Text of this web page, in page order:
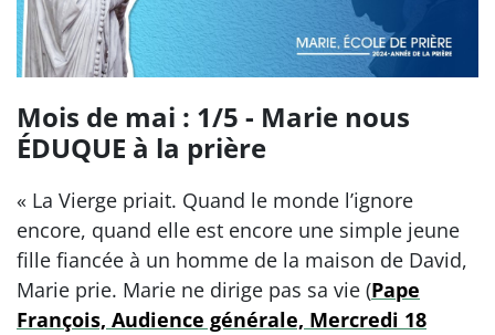
Mois de mai : 1/5 - Marie nous
ÉDUQUE à la prière
« La Vierge priait. Quand le monde l’ignore
encore, quand elle est encore une simple jeune
fille fiancée à un homme de la maison de David,
Marie prie. Marie ne dirige pas sa vie (Pape
François, Audience générale, Mercredi 18